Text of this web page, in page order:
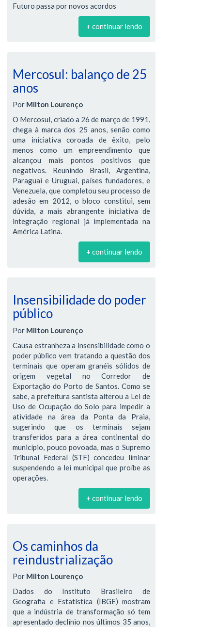
Futuro passa por novos acordos
+ continuar lendo
Mercosul: balanço de 25
anos
Por Milton Lourenço
O Mercosul, criado a 26 de março de 1991,
chega à marca dos 25 anos, senão como
uma iniciativa coroada de êxito, pelo
menos como um empreendimento que
alcançou mais pontos positivos que
negativos. Reunindo Brasil, Argentina,
Paraguai e Uruguai, países fundadores, e
Venezuela, que completou seu processo de
adesão em 2012, o bloco constitui, sem
dúvida, a mais abrangente iniciativa de
integração regional já implementada na
América Latina.
+ continuar lendo
Insensibilidade do poder
público
Por Milton Lourenço
Causa estranheza a insensibilidade como o
poder público vem tratando a questão dos
terminais que operam granéis sólidos de
origem vegetal no Corredor de
Exportação do Porto de Santos. Como se
sabe, a prefeitura santista alterou a Lei de
Uso de Ocupação do Solo para impedir a
atividade na área da Ponta da Praia,
sugerindo que os terminais sejam
transferidos para a área continental do
município, pouco povoada, mas o Supremo
Tribunal Federal (STF) concedeu liminar
suspendendo a lei municipal que proíbe as
operações.
+ continuar lendo
Os caminhos da
reindustrialização
Por Milton Lourenço
Dados do Instituto Brasileiro de
Geografia e Estatística (IBGE) mostram
que a indústria de transformação só tem
apresentado declínio nos últimos 35 anos,